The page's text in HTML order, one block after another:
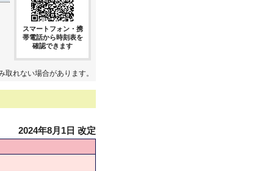
スマートフォン・携
帯電話から時刻表を
確認できます
れない場合があります。
2024年8月1日 改定